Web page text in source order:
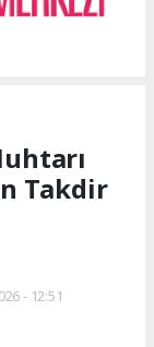
Takdir
- 12:51